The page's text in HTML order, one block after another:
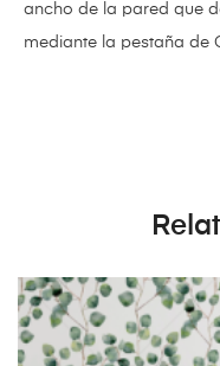
ancho de la pared que
mediante la pestaña de